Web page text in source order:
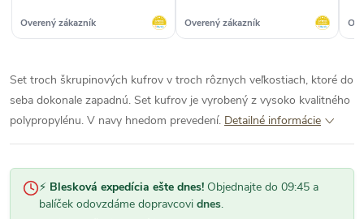
Overený zákazník Overený zákazník
Set troch škrupinových kufrov v troch rôznych veľkostiach, ktoré do
seba dokonale zapadnú. Set kufrov je vyrobený z vysoko kvalitného
polypropylénu. V navy hnedom prevedení. Detailné informácie
⚡ Blesková expedícia ešte dnes! Objednajte do 09:45 a
balíček odovzdáme dopravcovi dnes.